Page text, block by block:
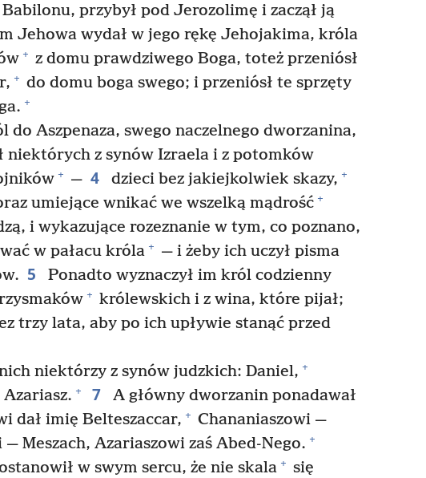
przybył pod Jerozolimę i zaczął ją
Jehowa wydał w jego rękę Jehojakima, króla
+ z domu prawdziwego Boga, toteż przeniósł
+ do domu boga swego; i przeniósł te sprzęty
+
do Aszpenaza, swego naczelnego dworzanina,
niektórych z synów Izraela i z potomków
+ — 4 dzieci bez jakiejkolwiek skazy, +
umiejące wnikać we wszelką mądrość +
i wykazujące rozeznanie w tym, co poznano,
w pałacu króla + — i żeby ich uczył pisma
5
Ponadto wyznaczył im król codzienny
+ królewskich i z wina, które pijał;
trzy lata, aby po ich upływie stanąć przed
niektórzy z synów judzkich: Daniel, +
+ 7
A główny dworzanin ponadawał
dał imię Belteszaccar, + Chananiaszowi —
Meszach, Azariaszowi zaś Abed-Nego. +
w swym sercu, że nie skala + się